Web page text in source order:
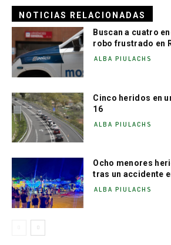
NOTICIAS RELACIONADAS
Buscan a cuatro
robo frustrado en
ALBA PIULACHS
Cinco heridos en
16
ALBA PIULACHS
Ocho menores
tras un accidente
ALBA PIULACHS